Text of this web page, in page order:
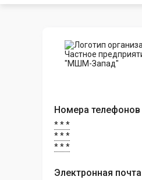
Номера телефонов
* * *
* * *
* * *
Электронная почта